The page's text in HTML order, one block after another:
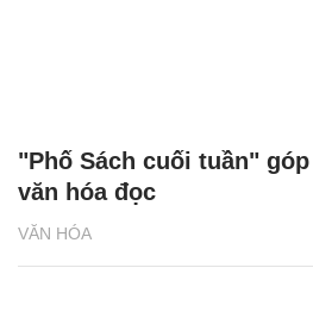
VĂN HÓA
"Phố Sách cuối tuần"
văn hóa đọc